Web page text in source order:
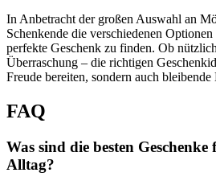
In Anbetracht der großen Auswahl an
Schenkende die verschiedenen
perfekte Geschenk zu finden. Ob
Überraschung – die richtigen
Freude bereiten, sondern auch
FAQ
Was sind die besten
Alltag?